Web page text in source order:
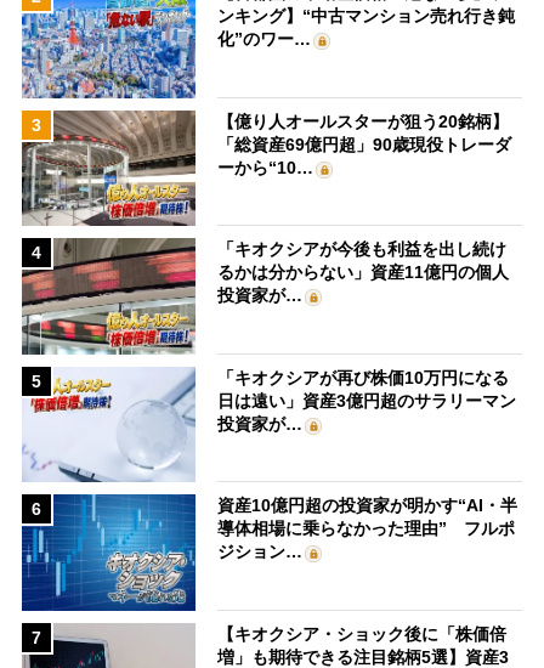
ンキング】“中古マンション売れ行き鈍
化”のワー…
3
【億り人オールスターが狙う20銘柄】
「総資産69億円超」90歳現役トレーダ
ーから“10…
4
「キオクシアが今後も利益を出し続け
るかは分からない」資産11億円の個人
投資家が…
5
「キオクシアが再び株価10万円になる
日は遠い」資産3億円超のサラリーマン
投資家が…
6
資産10億円超の投資家が明かす“AI・半
導体相場に乗らなかった理由” フルポ
ジション…
7
【キオクシア・ショック後に「株価倍
増」も期待できる注目銘柄5選】資産3